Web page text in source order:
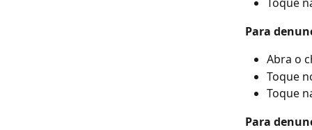
Para
Abra o
Toque
Toque
Para